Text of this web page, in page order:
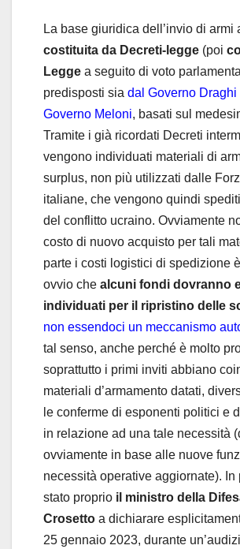
La base giuridica dell’invio di armi
costituita da Decreti-legge (poi
Legge a seguito di voto
predisposti sia dal Governo Draghi
Governo Meloni, basati sul
Tramite i già ricordati Decreti
vengono individuati materiali di
surplus, non più utilizzati dalle
italiane, che vengono quindi
del conflitto ucraino. Ovviamente
costo di nuovo acquisto per tali
parte i costi logistici di spedizione
ovvio che alcuni fondi dovranno
individuati per il ripristino delle
non essendoci un meccanismo
tal senso, anche perché è molto
soprattutto i primi inviti abbiano
materiali d’armamento datati,
le conferme di esponenti politici e
in relazione ad una tale necessità
ovviamente in base alle nuove
necessità operative aggiornate). In
stato proprio il ministro della
Crosetto a dichiarare
25 gennaio 2023, durante